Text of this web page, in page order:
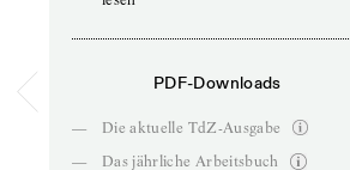
PDF-Downloads
—
Die aktuelle TdZ-Ausgabe
—
Das jährliche Arbeitsbuch